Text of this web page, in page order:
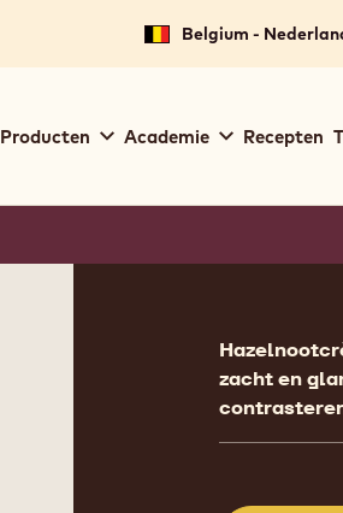
Belgium -
navigation
Producten Academie Recepten
zacht en